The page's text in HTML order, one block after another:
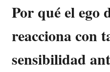
Por qué el ego
reacciona con
sensibilidad